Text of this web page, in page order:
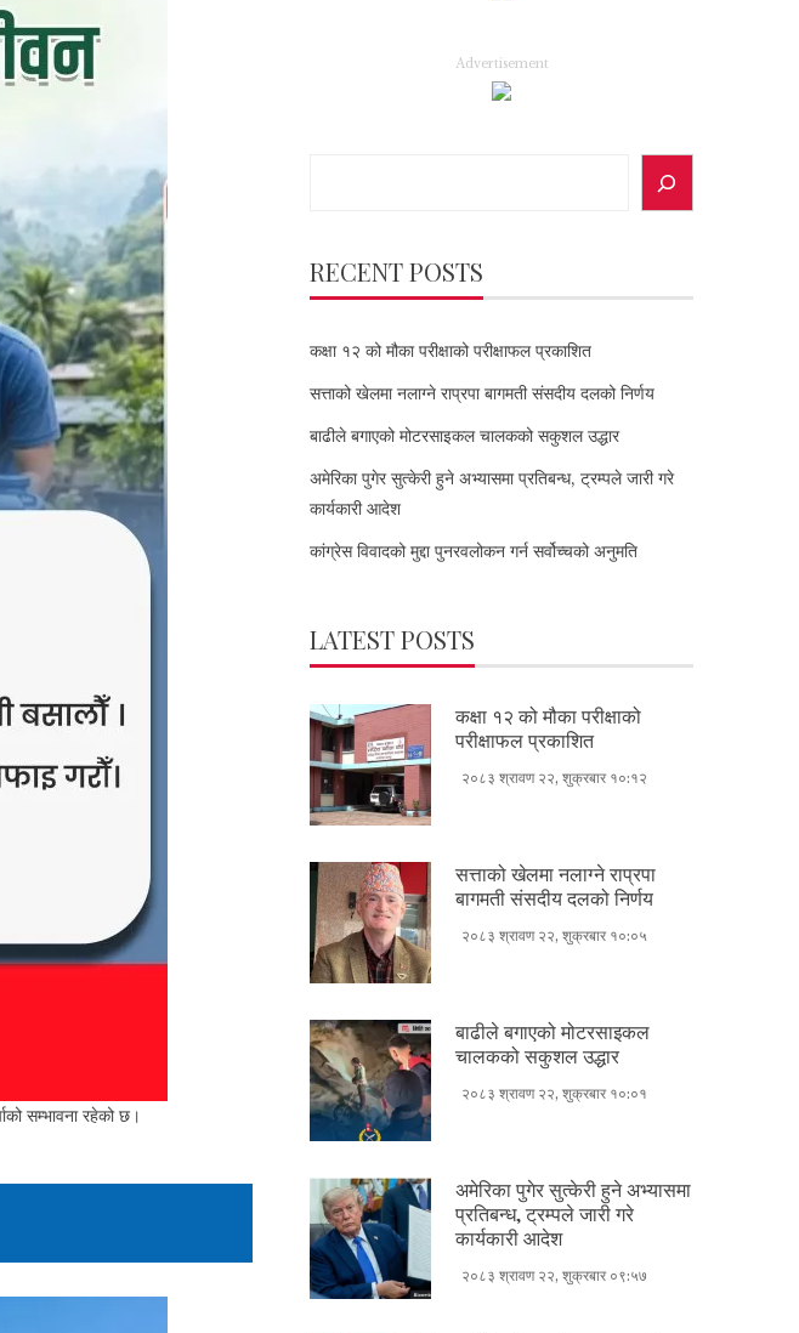
सम्भावना रहेको छ।
Advertisement
RECENT POSTS
कक्षा १२ को मौका परीक्षाको परीक्षाफल प्रकाशित
सत्ताको खेलमा नलाग्ने राप्रपा बागमती संसदीय दलको निर्णय
बाढीले बगाएको मोटरसाइकल चालकको सकुशल उद्धार
अमेरिका पुगेर सुत्केरी हुने अभ्यासमा प्रतिबन्ध, ट्रम्पले जारी गरे
कार्यकारी आदेश
कांग्रेस विवादको मुद्दा पुनरवलोकन गर्न सर्वोच्चको अनुमति
LATEST POSTS
कक्षा १२ को मौका परीक्षाको
परीक्षाफल प्रकाशित
२०८३ श्रावण २२, शुक्रबार १०:१२
सत्ताको खेलमा नलाग्ने राप्रपा
बागमती संसदीय दलको निर्णय
२०८३ श्रावण २२, शुक्रबार १०:०५
बाढीले बगाएको मोटरसाइकल
चालकको सकुशल उद्धार
२०८३ श्रावण २२, शुक्रबार १०:०१
अमेरिका पुगेर सुत्केरी हुने अभ्यासमा
प्रतिबन्ध, ट्रम्पले जारी गरे
कार्यकारी आदेश
२०८३ श्रावण २२, शुक्रबार ०९:५७